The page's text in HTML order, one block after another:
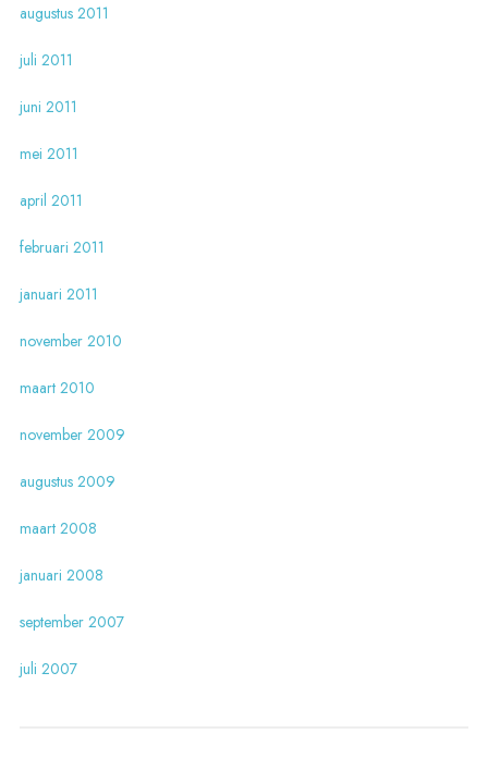
augustus 2011
juli 2011
juni 2011
mei 2011
april 2011
februari 2011
januari 2011
november 2010
maart 2010
november 2009
augustus 2009
maart 2008
januari 2008
september 2007
juli 2007